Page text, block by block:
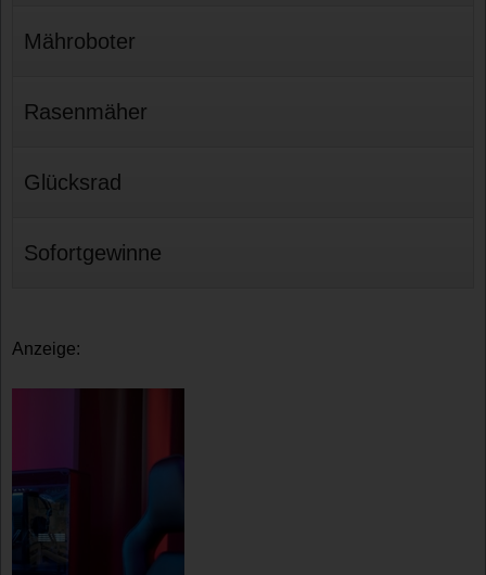
Mähroboter
Rasenmäher
Glücksrad
Sofortgewinne
Anzeige: